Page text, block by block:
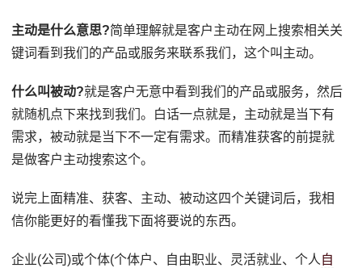
主动是什么意思?简单理解就是客户主动在网上搜索相关关
键词看到我们的产品或服务来联系我们，这个叫主动。
什么叫被动?就是客户无意中看到我们的产品或服务，然后
就随机点下来找到我们。白话一点就是，主动就是当下有
需求，被动就是当下不一定有需求。而精准获客的前提就
是做客户主动搜索这个。
说完上面精准、获客、主动、被动这四个关键词后，我相
信你能更好的看懂我下面将要说的东西。
企业(公司)或个体(个体户、自由职业、灵活就业、个人 自